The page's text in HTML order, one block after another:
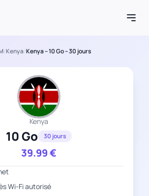
/Kenya/Kenya – 10 Go – 30 jours
Kenya
10 Go 30 jours
39.99€
Wi-Fi autorisé